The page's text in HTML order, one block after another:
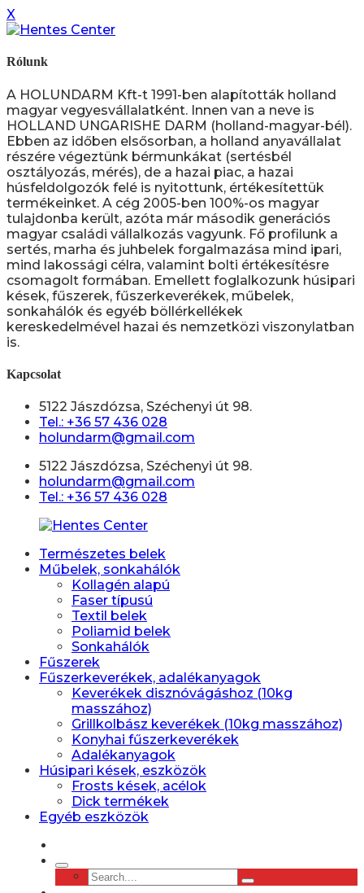
X
Rólunk
A HOLUNDARM Kft-t 1991-ben alapították holland
magyar vegyesvállalatként. Innen van a neve is
HOLLAND UNGARISHE DARM (holland-magyar-bél).
Ebben az időben elsősorban, a holland anyavállalat
részére végeztünk bérmunkákat (sertésbél
osztályozás, mérés), de a hazai piac, a hazai
húsfeldolgozók felé is nyitottunk, értékesítettük
termékeinket. A cég 2005-ben 100%-os magyar
tulajdonba került, azóta már második generációs
magyar családi vállalkozás vagyunk. Fő profilunk a
sertés, marha és juhbelek forgalmazása mind ipari,
mind lakossági célra, valamint bolti értékesítésre
csomagolt formában. Emellett foglalkozunk húsipari
kések, fűszerek, fűszerkeverékek, műbelek,
sonkahálók és egyéb böllérkellékek
kereskedelmével hazai és nemzetközi viszonylatban
is.
Kapcsolat
5122 Jászdózsa, Széchenyi út 98.
Tel.: +36 57 436 028
holundarm@gmail.com
5122 Jászdózsa, Széchenyi út 98.
holundarm@gmail.com
Tel.: +36 57 436 028
Természetes belek
Műbelek, sonkahálók
Kollagén alapú
Faser típusú
Textil belek
Poliamid belek
Sonkahálók
Fűszerek
Fűszerkeverékek, adalékanyagok
Keverékek disznóvágáshoz (10kg
masszához)
Grillkolbász keverékek (10kg masszához)
Konyhai fűszerkeverékek
Adalékanyagok
Húsipari kések, eszközök
Frosts kések, acélok
Dick termékek
Egyéb eszközök